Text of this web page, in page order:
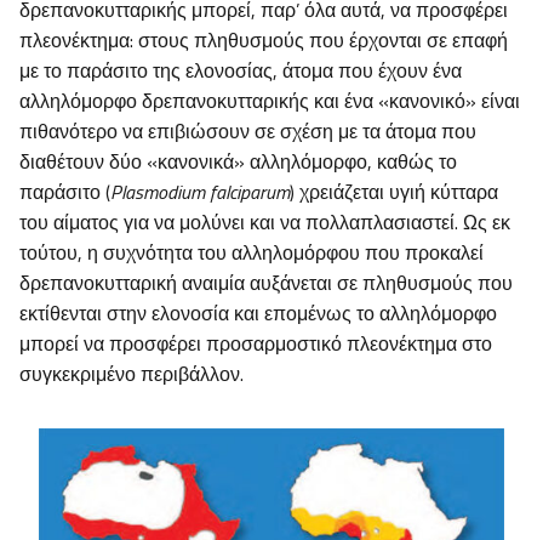
δρεπανοκυτταρικής μπορεί, παρ’ όλα αυτά, να προσφέρει
πλεονέκτημα: στους πληθυσμούς που έρχονται σε επαφή
με το παράσιτο της ελονοσίας, άτομα που έχουν ένα
αλληλόμορφο δρεπανοκυτταρικής και ένα «κανονικό» είναι
πιθανότερο να επιβιώσουν σε σχέση με τα άτομα που
διαθέτουν δύο «κανονικά» αλληλόμορφο, καθώς το
παράσιτο (Plasmodium falciparum) χρειάζεται υγιή κύτταρα
του αίματος για να μολύνει και να πολλαπλασιαστεί. Ως εκ
τούτου, η συχνότητα του αλληλομόρφου που προκαλεί
δρεπανοκυτταρική αναιμία αυξάνεται σε πληθυσμούς που
εκτίθενται στην ελονοσία και επομένως το αλληλόμορφο
μπορεί να προσφέρει προσαρμοστικό πλεονέκτημα στο
συγκεκριμένο περιβάλλον.